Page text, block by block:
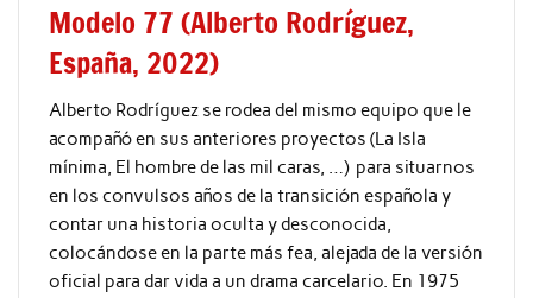
Modelo 77 (Alberto Rodríguez,
España, 2022)
Alberto Rodríguez se rodea del mismo equipo que le
acompañó en sus anteriores proyectos (La Isla
mínima, El hombre de las mil caras, …) para situarnos
en los convulsos años de la transición española y
contar una historia oculta y desconocida,
colocándose en la parte más fea, alejada de la versión
oficial para dar vida a un drama carcelario. En 1975